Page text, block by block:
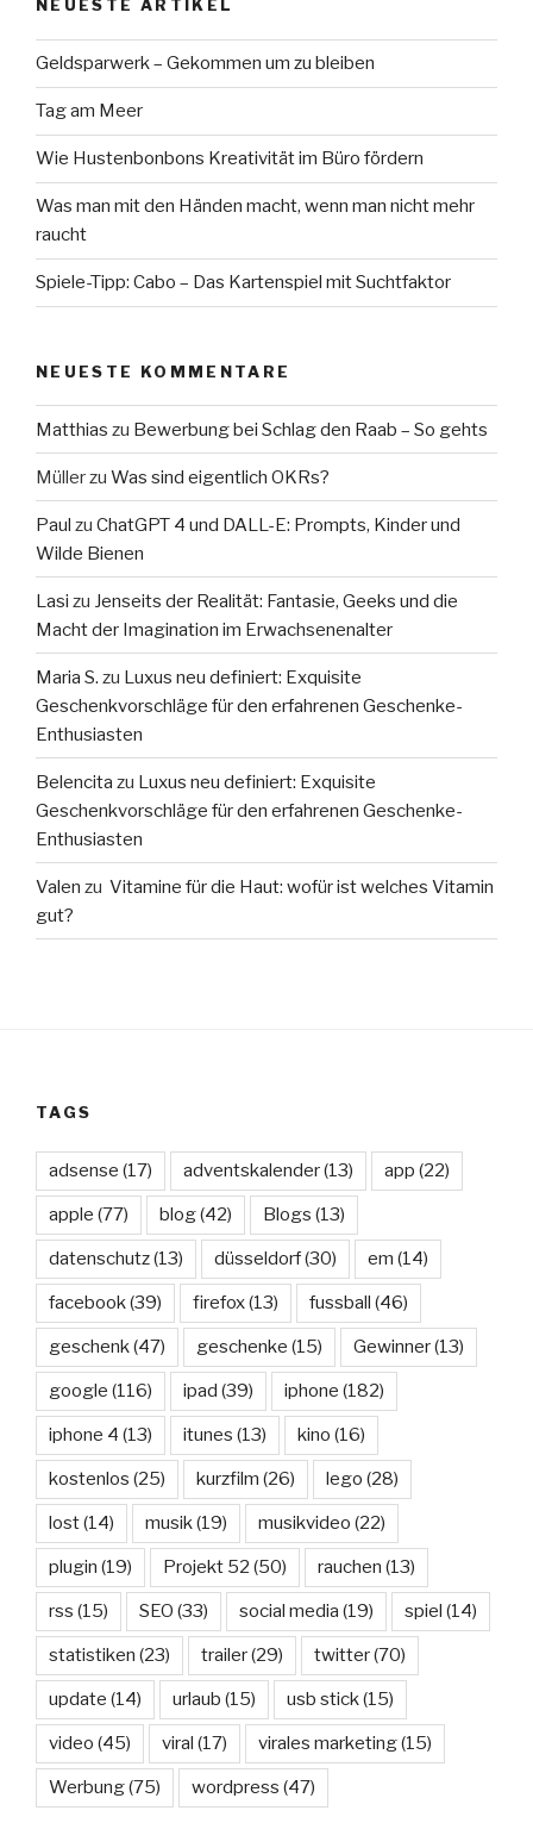
NEUESTE ARTIKEL
Geldsparwerk – Gekommen um zu bleiben
Tag am Meer
Wie Hustenbonbons Kreativität im Büro fördern
Was man mit den Händen macht, wenn man nicht mehr
raucht
Spiele-Tipp: Cabo – Das Kartenspiel mit Suchtfaktor
NEUESTE KOMMENTARE
Matthias zu Bewerbung bei Schlag den Raab – So gehts
Müllerzu Was sind eigentlich OKRs?
Paul zu ChatGPT 4 und DALL-E: Prompts, Kinder und
Wilde Bienen
Lasi zu Jenseits der Realität: Fantasie, Geeks und die
Macht der Imagination im Erwachsenenalter
Maria S. zu Luxus neu definiert: Exquisite
Geschenkvorschläge für den erfahrenen Geschenke-
Enthusiasten
Belencita zu Luxus neu definiert: Exquisite
Geschenkvorschläge für den erfahrenen Geschenke-
Enthusiasten
Valen zu Vitamine für die Haut: wofür ist welches Vitamin
gut?
TAGS
adsense (17) adventskalender(13) app (22)
apple (77) blog(42) Blogs (13)
datenschutz(13) düsseldorf(30) em (14)
facebook(39) firefox(13) fussball (46)
geschenk(47) geschenke (15) Gewinner(13)
google (116) ipad (39) iphone (182)
iphone 4 (13) itunes (13) kino (16)
kostenlos (25) kurzfilm (26) lego (28)
lost(14) musik(19) musikvideo (22)
plugin (19) Projekt 52 (50) rauchen (13)
rss (15) SEO (33) social media (19) spiel (14)
statistiken (23) trailer(29) twitter(70)
update (14) urlaub (15) usb stick(15)
video (45) viral (17) virales marketing(15)
Werbung(75) wordpress (47)